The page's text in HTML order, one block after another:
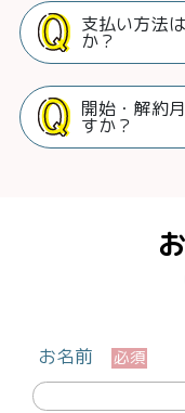
支払い方法
か？
開始・解約
すか？
お名前 必須